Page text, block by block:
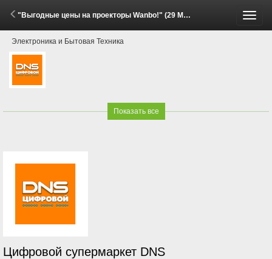
"Выгодные цены на проекторы Wanbo!" (29 Мая - 15 Июня 2026)
Электроника и Бытовая Техника
Показать все
Цифровой супермаркет DNS